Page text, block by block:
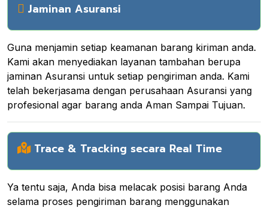
Jaminan Asuransi
Guna menjamin setiap keamanan barang kiriman anda.
Kami akan menyediakan layanan tambahan berupa
jaminan Asuransi untuk setiap pengiriman anda. Kami
telah bekerjasama dengan perusahaan Asuransi yang
profesional agar barang anda Aman Sampai Tujuan.
Trace & Tracking secara Real Time
Ya tentu saja, Anda bisa melacak posisi barang Anda
selama proses pengiriman barang menggunakan